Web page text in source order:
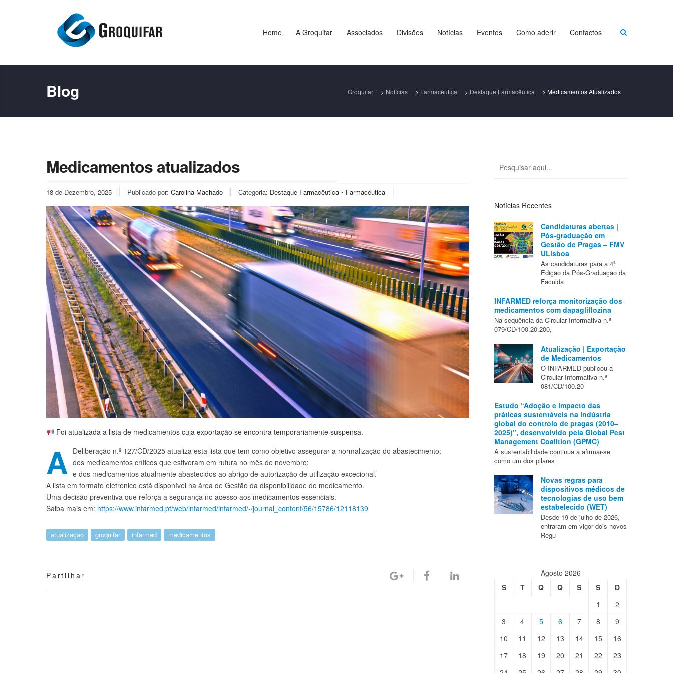
Home A Groquifar Associados Divisões Notícias Eventos Como aderir Contactos
Blog Groquifar > Notícias > Farmacêutica > Destaque Farmacêutica > Medicamentos Atualizados
Medicamentos atualizados
18 de Dezembro, 2025 Publicado por: Carolina Machado Categoria: Destaque Farmacêutica • Farmacêutica
Foi atualizada a lista de medicamentos cuja exportação se encontra temporariamente suspensa.
A Deliberação n.º 127/CD/2025 atualiza esta lista que tem como objetivo assegurar a normalização do abastecimento:
dos medicamentos críticos que estiveram em rutura no mês de novembro;
e dos medicamentos atualmente abastecidos ao abrigo de autorização de utilização excecional.
A lista em formato eletrónico está disponível na área de Gestão da disponibilidade do medicamento.
Uma decisão preventiva que reforça a segurança no acesso aos medicamentos essenciais.
Saiba mais em: https://www.infarmed.pt/web/infarmed/infarmed/-/journal_content/56/15786/12118139
atualização groquifar infarmed medicamentos
Partilhar
Notícias Recentes
Candidaturas abertas |
Pós-graduação em
Gestão de Pragas – FMV
ULisboa
As candidaturas para a 4ª
Edição da Pós-Graduação da
Faculda
INFARMED reforça monitorização dos
medicamentos com dapagliflozina
Na sequência da Circular Informativa n.º
079/CD/100.20.200,
Atualização | Exportação
de Medicamentos
O INFARMED publicou a
Circular Informativa n.º
081/CD/100.20
Estudo “Adoção e impacto das
práticas sustentáveis na indústria
global do controlo de pragas (2010–
2025)”, desenvolvido pela Global Pest
Management Coalition (GPMC)
A sustentabilidade continua a afirmar-se
como um dos pilares
Novas regras para
dispositivos médicos de
tecnologias de uso bem
estabelecido (WET)
Desde 19 de julho de 2026,
entraram em vigor dois novos
Regu
Agosto 2026
S
T Q Q S S
D
1
2
3
4 5 6 7 8
9
10
11 12 13 14 15
16
17
18 19 20 21 22
23